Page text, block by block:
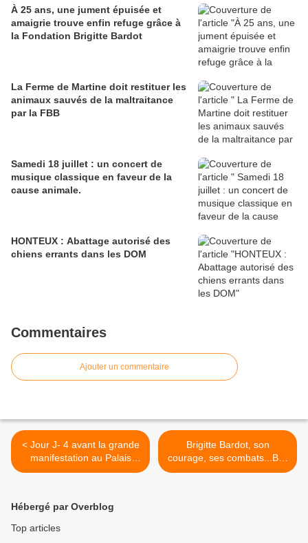
À 25 ans, une jument épuisée et
amaigrie trouve enfin refuge grâce à
la Fondation Brigitte Bardot
La Ferme de Martine doit restituer les
animaux sauvés de la maltraitance
par la FBB
Samedi 18 juillet : un concert de
musique classique en faveur de la
cause animale.
HONTEUX : Abattage autorisé des
chiens errants dans les DOM
Commentaires
Ajouter un commentaire
< Jour J- 4 avant la grande
manifestation au Palais
Royal contre la Corrida
Brigitte Bardot, son
courage, ses combats...B R
A V O ! >
Hébergé par Overblog
Top articles